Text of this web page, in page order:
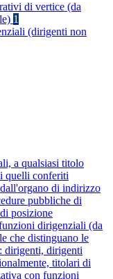
di vertice (da
1
(dirigenti non
a qualsiasi titolo
quelli conferiti
di indirizzo
pubbliche di
posizione
dirigenziali (da
che distinguano le
dirigenti, dirigenti
titolari di
con funzioni